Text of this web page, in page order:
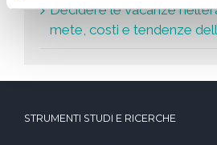
Decidere le vacanze
mete, costi e tendenze
STRUMENTI STUDI E RICERCHE